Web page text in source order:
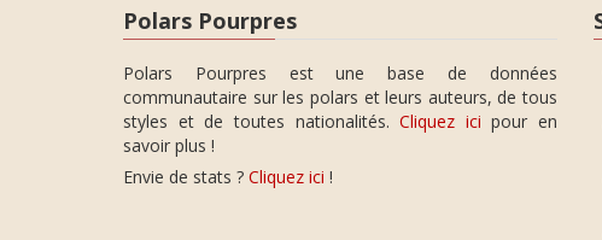
Polars Pourpres
Polars Pourpres est une base de données
communautaire sur les polars et leurs auteurs, de tous
styles et de toutes nationalités.Cliquez ici pour en
savoir plus !
Envie de stats ? Cliquez ici !